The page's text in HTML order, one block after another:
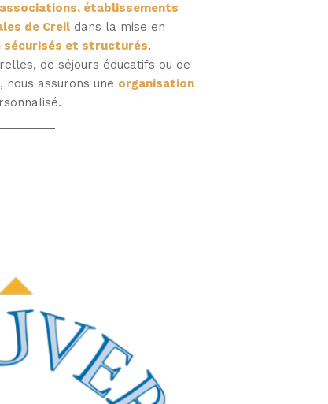
associations, établissements
de Creil dans la mise en
sécurisés et structurés.
de séjours éducatifs ou de
assurons une organisation